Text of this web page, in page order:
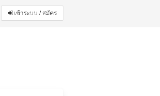
เข้าระบบ / สมัคร